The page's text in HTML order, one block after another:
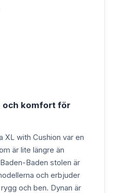
och komfort för
XL with Cushion var en
är lite längre än
Baden stolen är
och erbjuder
och ben. Dynan är